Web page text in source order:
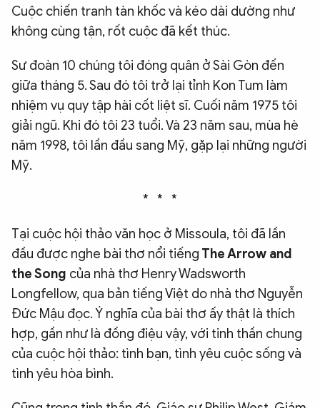
Cuộc chiến tranh tàn khốc và kéo dài dường như
không cùng tận, rốt cuộc đã kết thúc.
Sư đoàn 10 chúng tôi đóng quân ở Sài Gòn đến
giữa tháng 5. Sau đó tôi trở lại tỉnh Kon Tum làm
nhiệm vụ quy tập hài cốt liệt sĩ. Cuối năm 1975 tôi
giải ngũ. Khi đó tôi 23 tuổi. Và 23 năm sau, mùa hè
năm 1998, tôi lần đầu sang Mỹ, gặp lại những người
Mỹ.
* * *
Tại cuộc hội thảo văn học ở Missoula, tôi đã lần
đầu được nghe bài thơ nổi tiếng The Arrow and
the Song của nhà thơ Henry Wadsworth
Longfellow, qua bản tiếng Việt do nhà thơ Nguyễn
Đức Mậu đọc. Ý nghĩa của bài thơ ấy thật là thích
hợp, gần như là đồng điệu vậy, với tinh thần chung
của cuộc hội thảo: tình bạn, tình yêu cuộc sống và
tình yêu hòa bình.